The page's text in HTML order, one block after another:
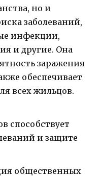
но и
заболеваний,
инфекции,
и другие. Она
заражения
обеспечивает
всех жильцов.
способствует
и защите
общественных